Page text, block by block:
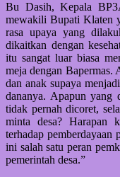
Bu Dasih, Kepala
mewakili Bupati Klaten
rasa upaya yang
dikaitkan dengan
itu sangat luar biasa
meja dengan Bapermas.
dan anak supaya
dananya. Apapun yang
tidak pernah dicoret,
minta desa? Harapan
terhadap pemberdayaan
ini salah satu peran
pemerintah desa.”